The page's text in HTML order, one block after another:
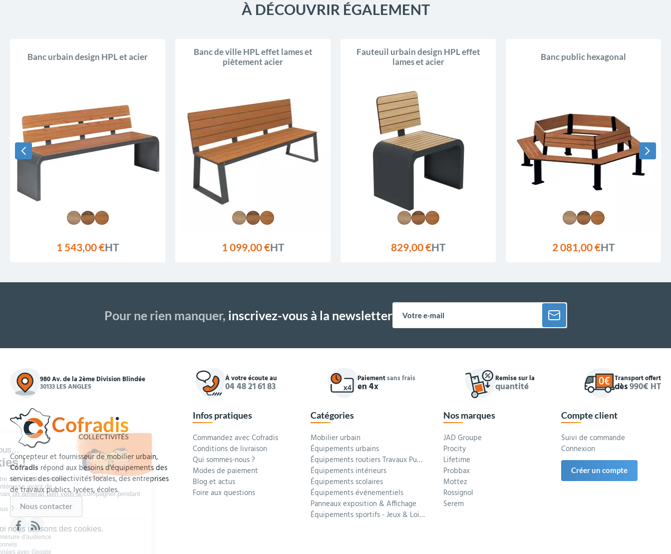
À DÉCOUVRIR ÉGALEMENT
Banc urbain design HPL et acier
1 543,00 €HT
Banc de ville HPL effet lames et
piètement acier
1 099,00 €HT
Fauteuil urbain design HPL effet
lames et acier
829,00 €HT
Banc public hexagonal
2 081,00 €HT
Pour ne rien manquer, inscrivez-vous à la newsletter
980 Av. de la 2ème Division Blindée
30133 LES ANGLES
À votre écoute au
04 48 21 61 83
Paiementsans frais
en 4x
Remise sur la
quantité
Transport offert
dès990€ HT
Concepteur et fournisseur de mobilier urbain,
Cofradis répond aux besoins d'équipements des
services des collectivités locales, des entreprises
de travaux publics, lycées, écoles.
Nous contacter
Infos pratiques
Commandez avec Cofradis
Conditions de livraison
Qui sommes-nous ?
Modes de paiement
Blog et actus
Foire aux questions
Catégories
Mobilier urbain
Équipements urbains
Équipements routiers Travaux Publics
Équipements intérieurs
Équipements scolaires
Équipements événementiels
Panneaux exposition & Affichage
Équipements sportifs - Jeux & Loisirs
Nos marques
JAD Groupe
Procity
Lifetime
Probbax
Mottez
Rossignol
Serem
Compte client
Suivi de commande
Connexion
Créer un compte